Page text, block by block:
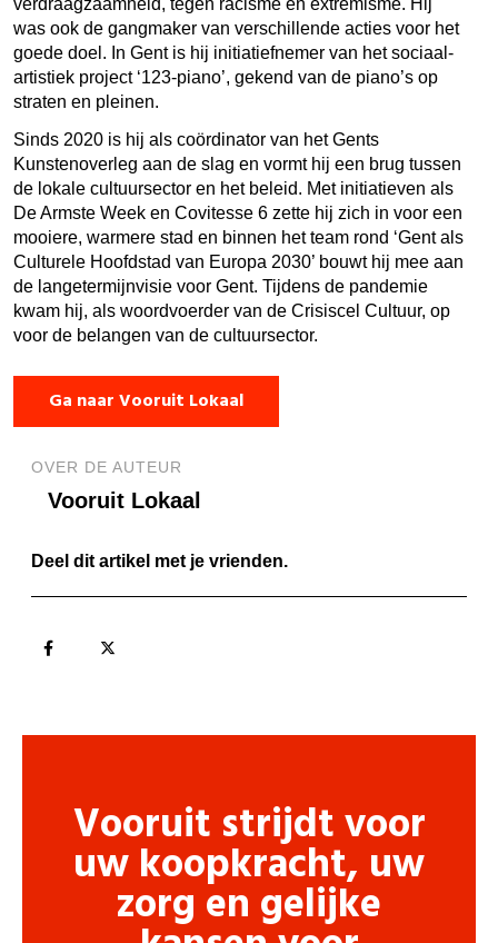
was ook de gangmaker van verschillende acties voor het
goede doel. In Gent is hij initiatiefnemer van het sociaal-
artistiek project ‘123-piano’, gekend van de piano’s op
straten en pleinen.
Sinds 2020 is hij als coördinator van het Gents
Kunstenoverleg aan de slag en vormt hij een brug tussen
de lokale cultuursector en het beleid. Met initiatieven als
De Armste Week en Covitesse 6 zette hij zich in voor een
mooiere, warmere stad en binnen het team rond ‘Gent als
Culturele Hoofdstad van Europa 2030’ bouwt hij mee aan
de langetermijnvisie voor Gent. Tijdens de pandemie
kwam hij, als woordvoerder van de Crisiscel Cultuur, op
voor de belangen van de cultuursector.
Ga naar Vooruit Lokaal
OVER DE AUTEUR
Vooruit Lokaal
Deel dit artikel met je vrienden.
Vooruit strijdt voor
uw koopkracht, uw
zorg en gelijke